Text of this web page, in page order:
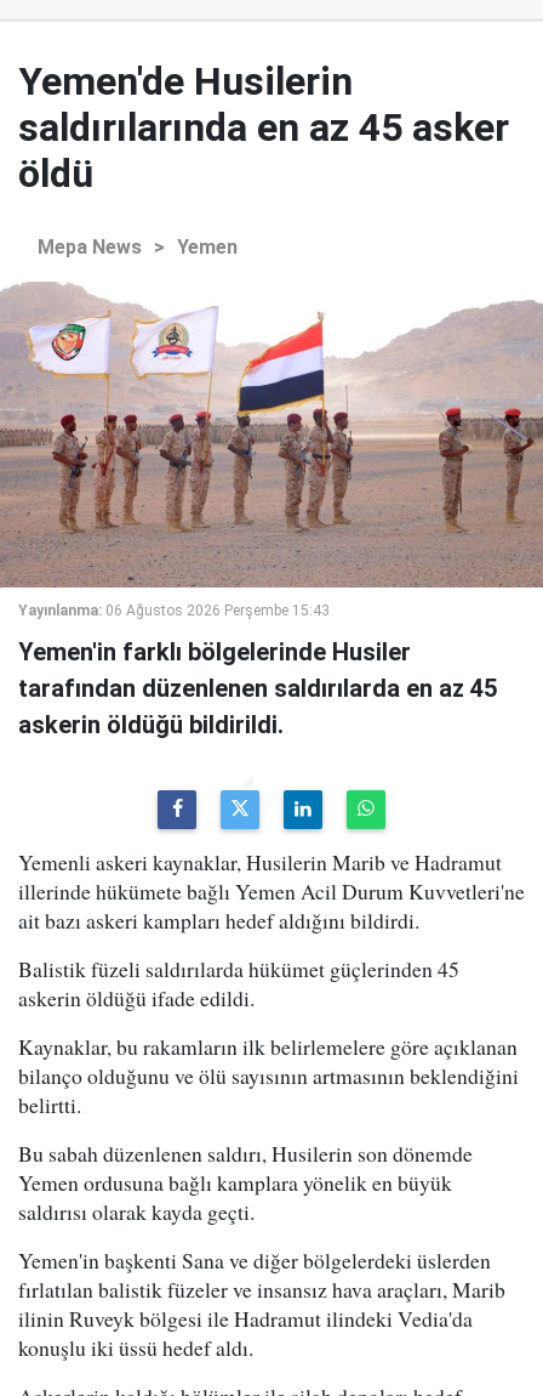
Yemen'de Husilerin
saldırılarında en az 45 asker
öldü
Mepa News > Yemen
Yayınlanma: 06 Ağustos 2026 Perşembe 15:43
Yemen'in farklı bölgelerinde Husiler
tarafından düzenlenen saldırılarda en az 45
askerin öldüğü bildirildi.
Yemenli askeri kaynaklar, Husilerin Marib ve Hadramut
illerinde hükümete bağlı Yemen Acil Durum Kuvvetleri'ne
ait bazı askeri kampları hedef aldığını bildirdi.
Balistik füzeli saldırılarda hükümet güçlerinden 45
askerin öldüğü ifade edildi.
Kaynaklar, bu rakamların ilk belirlemelere göre açıklanan
bilanço olduğunu ve ölü sayısının artmasının beklendiğini
belirtti.
Bu sabah düzenlenen saldırı, Husilerin son dönemde
Yemen ordusuna bağlı kamplara yönelik en büyük
saldırısı olarak kayda geçti.
Yemen'in başkenti Sana ve diğer bölgelerdeki üslerden
fırlatılan balistik füzeler ve insansız hava araçları, Marib
ilinin Ruveyk bölgesi ile Hadramut ilindeki Vedia'da
konuşlu iki üssü hedef aldı.